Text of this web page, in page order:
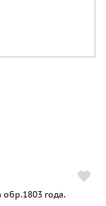
обр.1803 года.